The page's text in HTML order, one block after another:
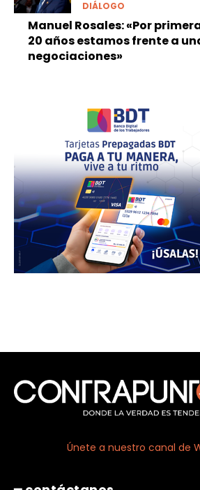
DIÁLOGO
Manuel Rosales: «Por
20 años estamos frente a
negociaciones»
Únete a nuestro canal de